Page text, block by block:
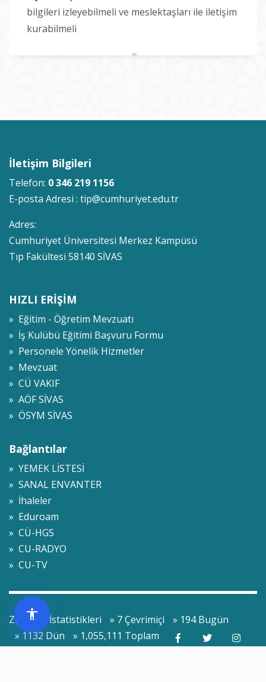
bilgileri izleyebilmeli ve meslektaşları ile iletişim
kurabilmeli
İletişim Bilgileri
Telefon: 0 346 219 1156
E-posta Adresi : tip@cumhuriyet.edu.tr
Adres:
Cumhuriyet Üniversitesi Merkez Kampüsü
Tıp Fakültesi 58140 SİVAS
HIZLI ERİŞİM
» Eğitim - Öğretim Mevzuatı
» İş Kulübü Eğitimi Başvuru Formu
» Personele Yönelik Hizmetler
» Mevzuat
» CÜ VAKIF
» AÖF SİVAS
» ÖSYM SİVAS
Bağlantılar
» YEMEK LİSTESİ
» SANAL ENVANTER
» İhaleler
» Eduroam
» CÜ-HGS
» CU-RADYO
» CU-TV
Ziyaretçi İstatistikleri » 7 Çevrimiçi
» 194 Bugün
» 1132 Dün
» 1,055,111 Toplam